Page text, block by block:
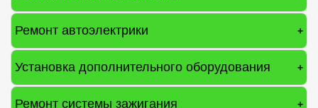
Ремонт автоэлектрики +
Установка дополнительного оборудования +
Ремонт системы зажигания +